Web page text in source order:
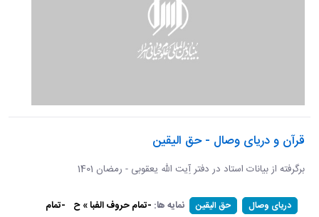
قرآن و دریای وصال - حق الیقین
برگرفته از بیانات استاد در دفتر آِیت الله یعقوبی - رمضان 1401
دریای وصال حق الیقین نمایه ها: -تمام حروف الفبا » ح -تمام